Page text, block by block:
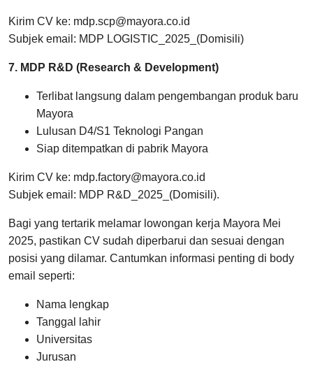
Kirim CV ke: mdp.scp@mayora.co.id
Subjek email: MDP LOGISTIC_2025_(Domisili)
7. MDP R&D (Research & Development)
Terlibat langsung dalam pengembangan produk baru
Mayora
Lulusan D4/S1 Teknologi Pangan
Siap ditempatkan di pabrik Mayora
Kirim CV ke: mdp.factory@mayora.co.id
Subjek email: MDP R&D_2025_(Domisili).
Bagi yang tertarik melamar lowongan kerja Mayora Mei
2025, pastikan CV sudah diperbarui dan sesuai dengan
posisi yang dilamar. Cantumkan informasi penting di body
email seperti:
Nama lengkap
Tanggal lahir
Universitas
Jurusan